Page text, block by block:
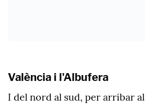
València i l'Albufera
I del nord al sud, per arribar al